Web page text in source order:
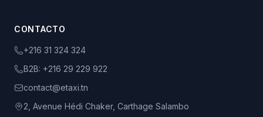
CONTACTO
+216 31 324 324
B2B: +216 29 229 922
contact@etaxi.tn
2, Avenue Hédi Chaker, Carthage Salambo